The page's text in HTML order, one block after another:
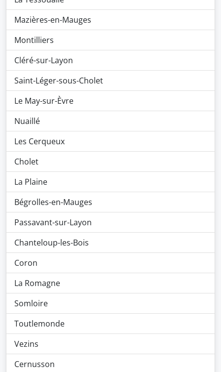
Mazières-en-Mauges
Montilliers
Cléré-sur-Layon
Saint-Léger-sous-Cholet
Le May-sur-Èvre
Nuaillé
Les Cerqueux
Cholet
La Plaine
Bégrolles-en-Mauges
Passavant-sur-Layon
Chanteloup-les-Bois
Coron
La Romagne
Somloire
Toutlemonde
Vezins
Cernusson